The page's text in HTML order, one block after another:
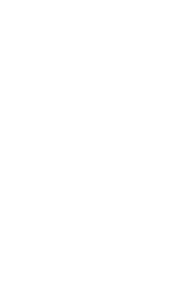
サロンは一切
(1)オンライ
信ツール、
ムの保守・
(2)天災地変
スの停止・
供継続が困